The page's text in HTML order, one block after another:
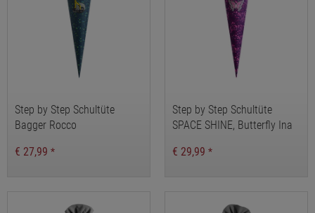
Step by Step Schultüte
Bagger Rocco
€ 27,99 *
Step by Step Schultüte
SPACE SHINE, Butterfly Ina
€ 29,99 *